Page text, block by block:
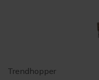
Trendhopper